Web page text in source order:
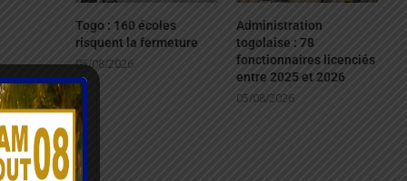
Togo : 160 écoles
risquent la fermeture
05/08/2026
Administration
togolaise : 78
fonctionnaires licenciés
entre 2025 et 2026
05/08/2026